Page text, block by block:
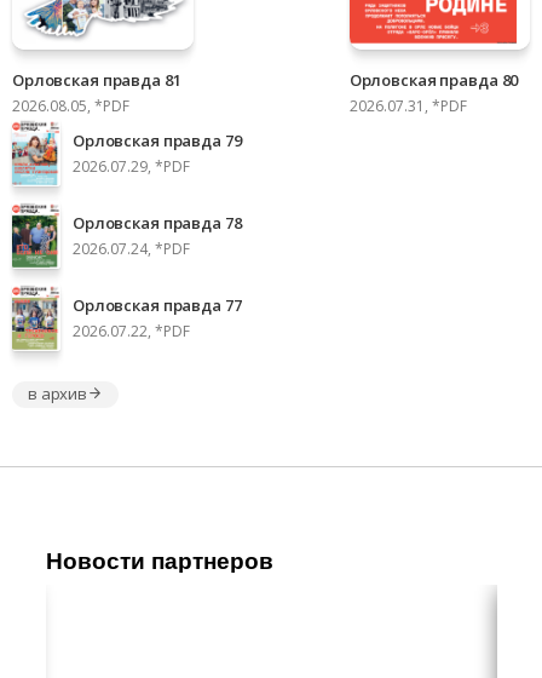
Орловская правда 81
2026.08.05, *PDF
Орловская правда 80
2026.07.31, *PDF
Орловская правда 79
2026.07.29, *PDF
Орловская правда 78
2026.07.24, *PDF
Орловская правда 77
2026.07.22, *PDF
в архив
Новости партнеров